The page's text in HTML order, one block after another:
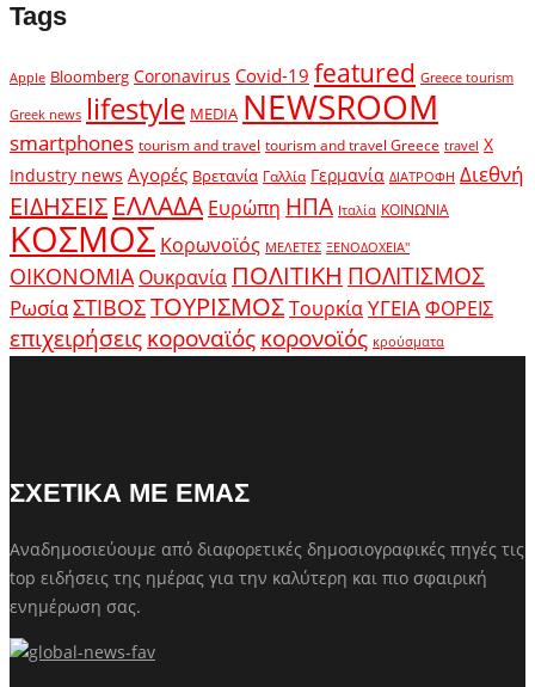
Tags
Apple Bloomberg Coronavirus Covid-19 featured Greece tourism
Greek news lifestyle MEDIA NEWSROOM
smartphones tourism and travel tourism and travel Greece travel X
Industry news Αγορές Βρετανία Γαλλία Γερμανία ΔΙΑΤΡΟΦΗ Διεθνή
ΕΙΔΗΣΕΙΣ ΕΛΛΑΔΑ Ευρώπη ΗΠΑ Ιταλία ΚΟΙΝΩΝΙΑ
ΚΟΣΜΟΣ Κορωνοϊός ΜΕΛΕΤΕΣ ΞΕΝΟΔΟΧΕΙΑ"
ΟΙΚΟΝΟΜΙΑ Ουκρανία ΠΟΛΙΤΙΚΗ ΠΟΛΙΤΙΣΜΟΣ
ΡωσίαΣΤΙΒΟΣΤΟΥΡΙΣΜΟΣΤουρκίαΥΓΕΙΑΦΟΡΕΙΣ
επιχειρήσειςκοροναϊόςκορονοϊός κρούσματα
ΣΧΕΤΙΚΑ ΜΕ ΕΜΑΣ
Αναδημοσιεύουμε από διαφορετικές δημοσιογραφικές πηγές τις
top ειδήσεις της ημέρας για την καλύτερη και πιο σφαιρική
ενημέρωση σας.